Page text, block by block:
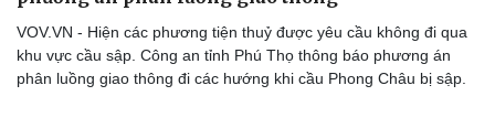
VOV.VN - Hiện các phương tiện thuỷ được yêu cầu không đi qua
khu vực cầu sập. Công an tỉnh Phú Thọ thông báo phương án
phân luồng giao thông đi các hướng khi cầu Phong Châu bị sập.